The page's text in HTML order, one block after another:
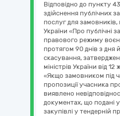
Відповідно до пункту
здійснення публічних
послуг для
України «Про публічні
правового режиму
протягом 90 днів з дня
скасування,
міністрів України від
«Якщо замовником під
пропозиції учасника
виявлено
документах, що подані
закупівлі у тендерній